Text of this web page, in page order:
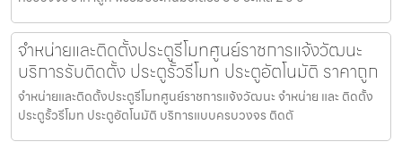
จำหน่ายและติดตั้งประตูรีโมทศูนย์ราชการแจ้งวัฒนะ
บริการรับติดตั้ง ประตูรั้วรีโมท ประตูอัตโนมัติ ราคาถูก
จำหน่ายและติดตั้งประตูรีโมทศูนย์ราชการแจ้งวัฒนะ จำหน่าย และ ติดตั้ง
ประตูรั้วรีโมท ประตูอัตโนมัติ บริการแบบครบวงจร ติดตั